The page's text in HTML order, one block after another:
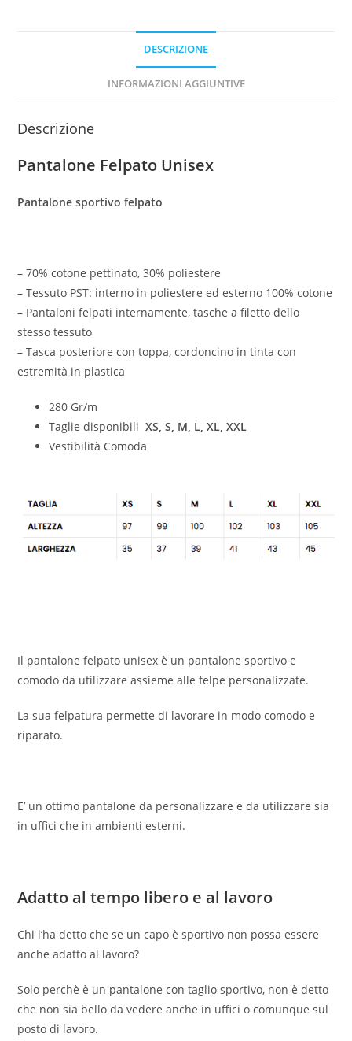
DESCRIZIONE
INFORMAZIONI AGGIUNTIVE
Descrizione
Pantalone Felpato Unisex
Pantalone sportivo felpato
– 70% cotone pettinato, 30% poliestere
– Tessuto PST: interno in poliestere ed esterno 100% cotone
– Pantaloni felpati internamente, tasche a filetto dello
stesso tessuto
– Tasca posteriore con toppa, cordoncino in tinta con
estremità in plastica
280 Gr/m
Taglie disponibili XS, S, M, L, XL, XXL
Vestibilità Comoda
Il pantalone felpato unisex è un pantalone sportivo e
comodo da utilizzare assieme alle felpe personalizzate.
La sua felpatura permette di lavorare in modo comodo e
riparato.
E’ un ottimo pantalone da personalizzare e da utilizzare sia
in uffici che in ambienti esterni.
Adatto al tempo libero e al lavoro
Chi l’ha detto che se un capo è sportivo non possa essere
anche adatto al lavoro?
Solo perchè è un pantalone con taglio sportivo, non è detto
che non sia bello da vedere anche in uffici o comunque sul
posto di lavoro.